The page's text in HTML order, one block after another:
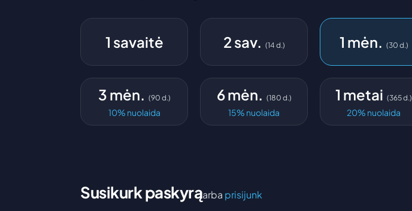
1 savaitė 2 sav. (14 d.) 1 mėn. (30 d.)
3 mėn. (90 d.)
10% nuolaida
6 mėn. (180 d.)
15% nuolaida
1 metai (365d.)
20% nuolaida
Susikurk paskyrąarba prisijunk